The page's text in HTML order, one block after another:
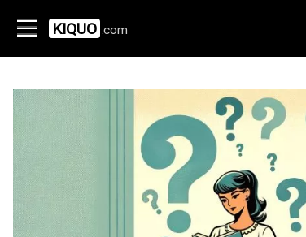
KIQUO .com